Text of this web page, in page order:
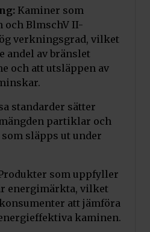
Kaminer som
och BlmschV II-
verkningsgrad, vilket
andel av bränslet
och att utsläppen av
standarder sätter
partiklar och
släpps ut under
som uppfyller
energimärkta, vilket
att jämföra
kaminen.